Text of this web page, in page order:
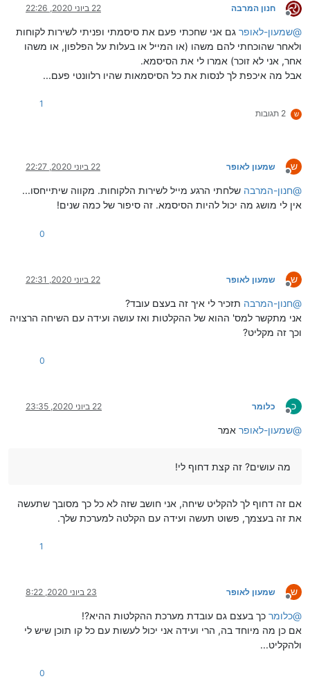
מנותק
חנון המרבה 22 ביוני 2020, 22:26
@שמעון-לאופר גם אני שחכתי פעם את סיסמתי ופניתי לשירות לקוחות
ולאחר שהוכחתי להם משהו (או המייל או בעלות על הפלפון, או משהו
אחר, אני לא זוכר) אמרו לי את הסיסמא.
אבל מה איכפת לך לנסות את כל הסיסמאות שהיו רלוונטי פעם...
ש 2 תגובות
1
ש
מנותק
שמעון לאופר 22 ביוני 2020, 22:27
@חנון-המרבה שלחתי הרגע מייל לשירות הלקוחות. מקווה שיתייחסו...
אין לי מושג מה יכול להיות הסיסמא. זה סיפור של כמה שנים!
0
ש
מנותק
שמעון לאופר 22 ביוני 2020, 22:31
@חנון-המרבה תזכיר לי איך זה בעצם עובד?
אני מתקשר למס' ההוא של ההקלטות ואז עושה ועידה עם השיחה הרצויה
וכך זה מקליט?
0
כ
מנותק
כלומר 22 ביוני 2020, 23:35
@שמעון-לאופר אמר
מה עושים? זה קצת דחוף לי!
אם זה דחוף לך להקליט שיחה, אני חושב שזה לא כל כך מסובך שתעשה
את זה בעצמך, פשוט תעשה ועידה עם הקלטה למערכת שלך.
1
ש
מנותק
שמעון לאופר 23 ביוני 2020, 8:22
@כלומר כך בעצם גם עובדת מערכת ההקלטות ההיא?!
אם כן מה מיוחד בה, הרי ועידה אני יכול לעשות עם כל קו תוכן שיש לי
ולהקליט...
0